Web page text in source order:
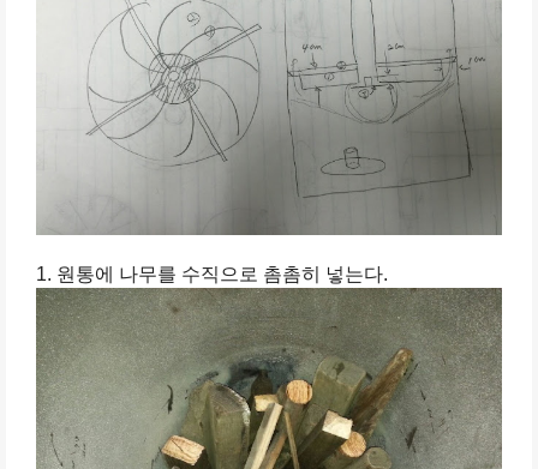
1. 원통에 나무를 수직으로 촘촘히 넣는다.